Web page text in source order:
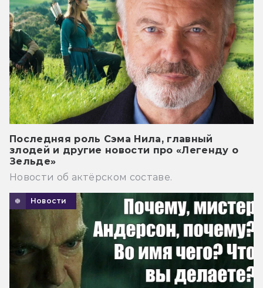
Последняя роль Сэма Нила, главный
злодей и другие новости про «Легенду о
Зельде»
Новости об актёрском составе.
Новости